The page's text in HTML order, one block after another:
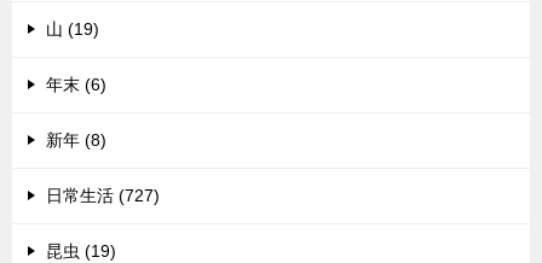
山 (19)
年末 (6)
新年 (8)
日常生活 (727)
昆虫 (19)